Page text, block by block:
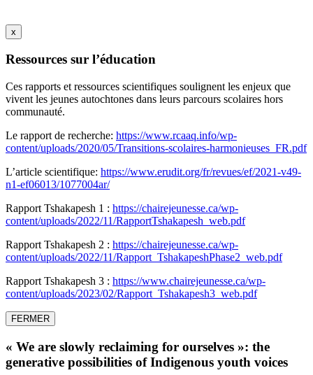
x
Ressources sur l’éducation
Ces rapports et ressources scientifiques soulignent les enjeux que
vivent les jeunes autochtones dans leurs parcours scolaires hors
communauté.
Le rapport de recherche: https://www.rcaaq.info/wp-
content/uploads/2020/05/Transitions-scolaires-harmonieuses_FR.pdf
L’article scientifique: https://www.erudit.org/fr/revues/ef/2021-v49-
n1-ef06013/1077004ar/
Rapport Tshakapesh 1 : https://chairejeunesse.ca/wp-
content/uploads/2022/11/RapportTshakapesh_web.pdf
Rapport Tshakapesh 2 : https://chairejeunesse.ca/wp-
content/uploads/2022/11/Rapport_TshakapeshPhase2_web.pdf
Rapport Tshakapesh 3 : https://www.chairejeunesse.ca/wp-
content/uploads/2023/02/Rapport_Tshakapesh3_web.pdf
FERMER
« We are slowly reclaiming for ourselves »: the
generative possibilities of Indigenous youth voices